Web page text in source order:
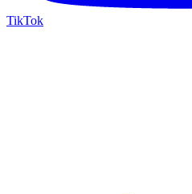
TikTok